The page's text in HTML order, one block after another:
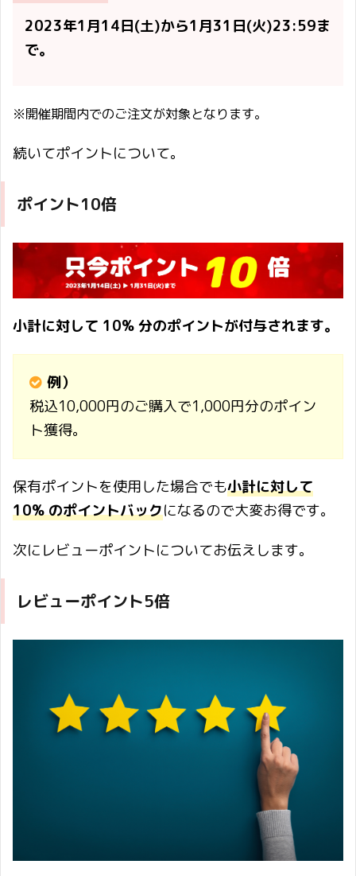
2023年1月14日(土)から1月31日(火)23:59ま
で。
※開催期間内でのご注文が対象となります。
続いてポイントについて。
ポイント10倍
小計に対して 10% 分のポイントが付与されます。
例）
税込10,000円のご購入で1,000円分のポイン
ト獲得。
保有ポイントを使用した場合でも小計に対して
10% のポイントバックになるので大変お得です。
次にレビューポイントについてお伝えします。
レビューポイント5倍